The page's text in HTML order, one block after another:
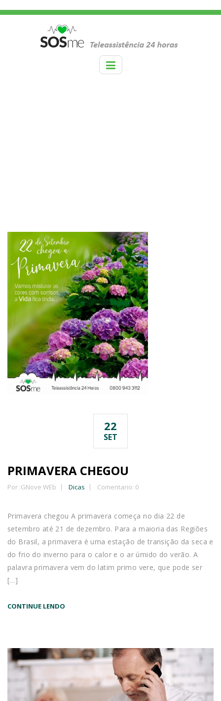
22
SET
PRIMAVERA CHEGOU
Por :GNove WEb Dicas Comentario: 0
Primavera chegou A primavera começa no dia 22 de
setembro até 21 de dezembro. Para a maioria das Regiões
do Brasil, a primavera é uma estação de transição da seca e
do frio do inverno para o calor e o ar úmido do verão. A
palavra primavera vem do latim primo vere, que pode ser
[…]
CONTINUE LENDO